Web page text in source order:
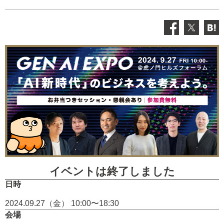
イベントは終了しました
日時
2024.09.27（金） 10:00〜18:30
会場